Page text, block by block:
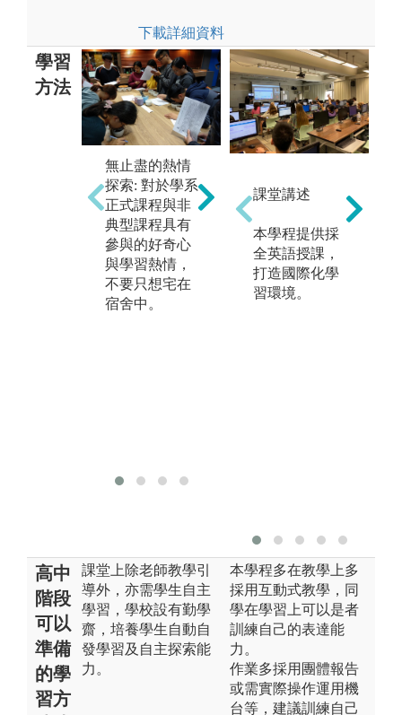
下載詳細資料
學習
方法
無止盡的熱情
探索: 對於學系
正式課程與非
典型課程具有
參與的好奇心
與學習熱情，
不要只想宅在
宿舍中。
的肩膀上: 大量
閱讀還是很重
要的，專家們
已經替你整理
好重點、也提
點你該避免的
課堂講述
本學程提供採
全英語授課，
打造國際化學
習環境。
高中
階段
可以
準備
的學
習方
課堂上除老師教學引
導外，亦需學生自主
學習，學校設有勤學
齋，培養學生自動自
發學習及自主探索能
力。
本學程多在教學上多
採用互動式教學，同
學在學習上可以是者
訓練自己的表達能
力。
作業多採用團體報告
或需實際操作運用機
台等，建議訓練自己